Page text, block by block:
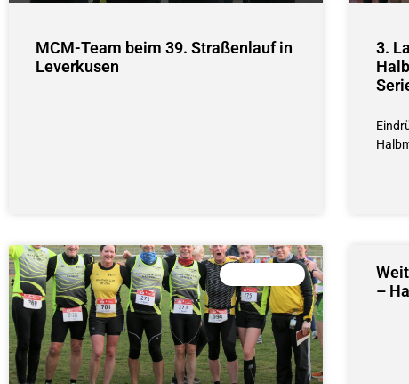
MCM-Team beim 39. Straßenlauf in
Leverkusen
3.
–